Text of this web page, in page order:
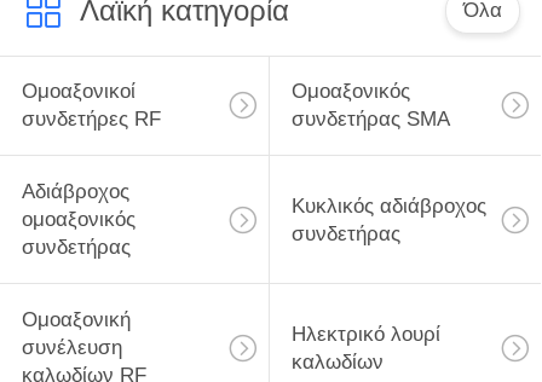
Λαϊκή κατηγορία Όλα
Ομοαξονικοί
συνδετήρες RF
Ομοαξονικός
συνδετήρας SMA
Αδιάβροχος
ομοαξονικός
συνδετήρας
Κυκλικός αδιάβροχος
συνδετήρας
Ομοαξονική
συνέλευση
καλωδίων RF
Ηλεκτρικό λουρί
καλωδίων